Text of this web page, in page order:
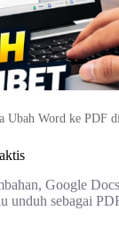
Ubah Word ke PDF
Google
sebagai